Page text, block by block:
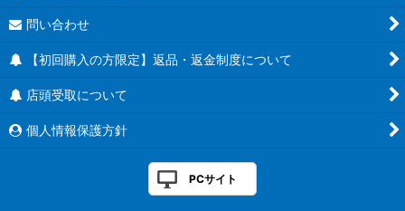
契約アルティメット
3コン販売
契約ネクサス
[BSC49] ドリームブースター 巡る星々
[BS73] 契約編:環 第2章 天地転世
[BSC48] アニメブースター バーニングレガシー
[BS72] 契約編:環 第1章 廻帰再醒
[BS71] 契約編:真 第4章 神王の帰還
問い合わせ
【初回購入の方限定】返品・返金制度について
店頭受取について
個人情報保護方針
PCサイト